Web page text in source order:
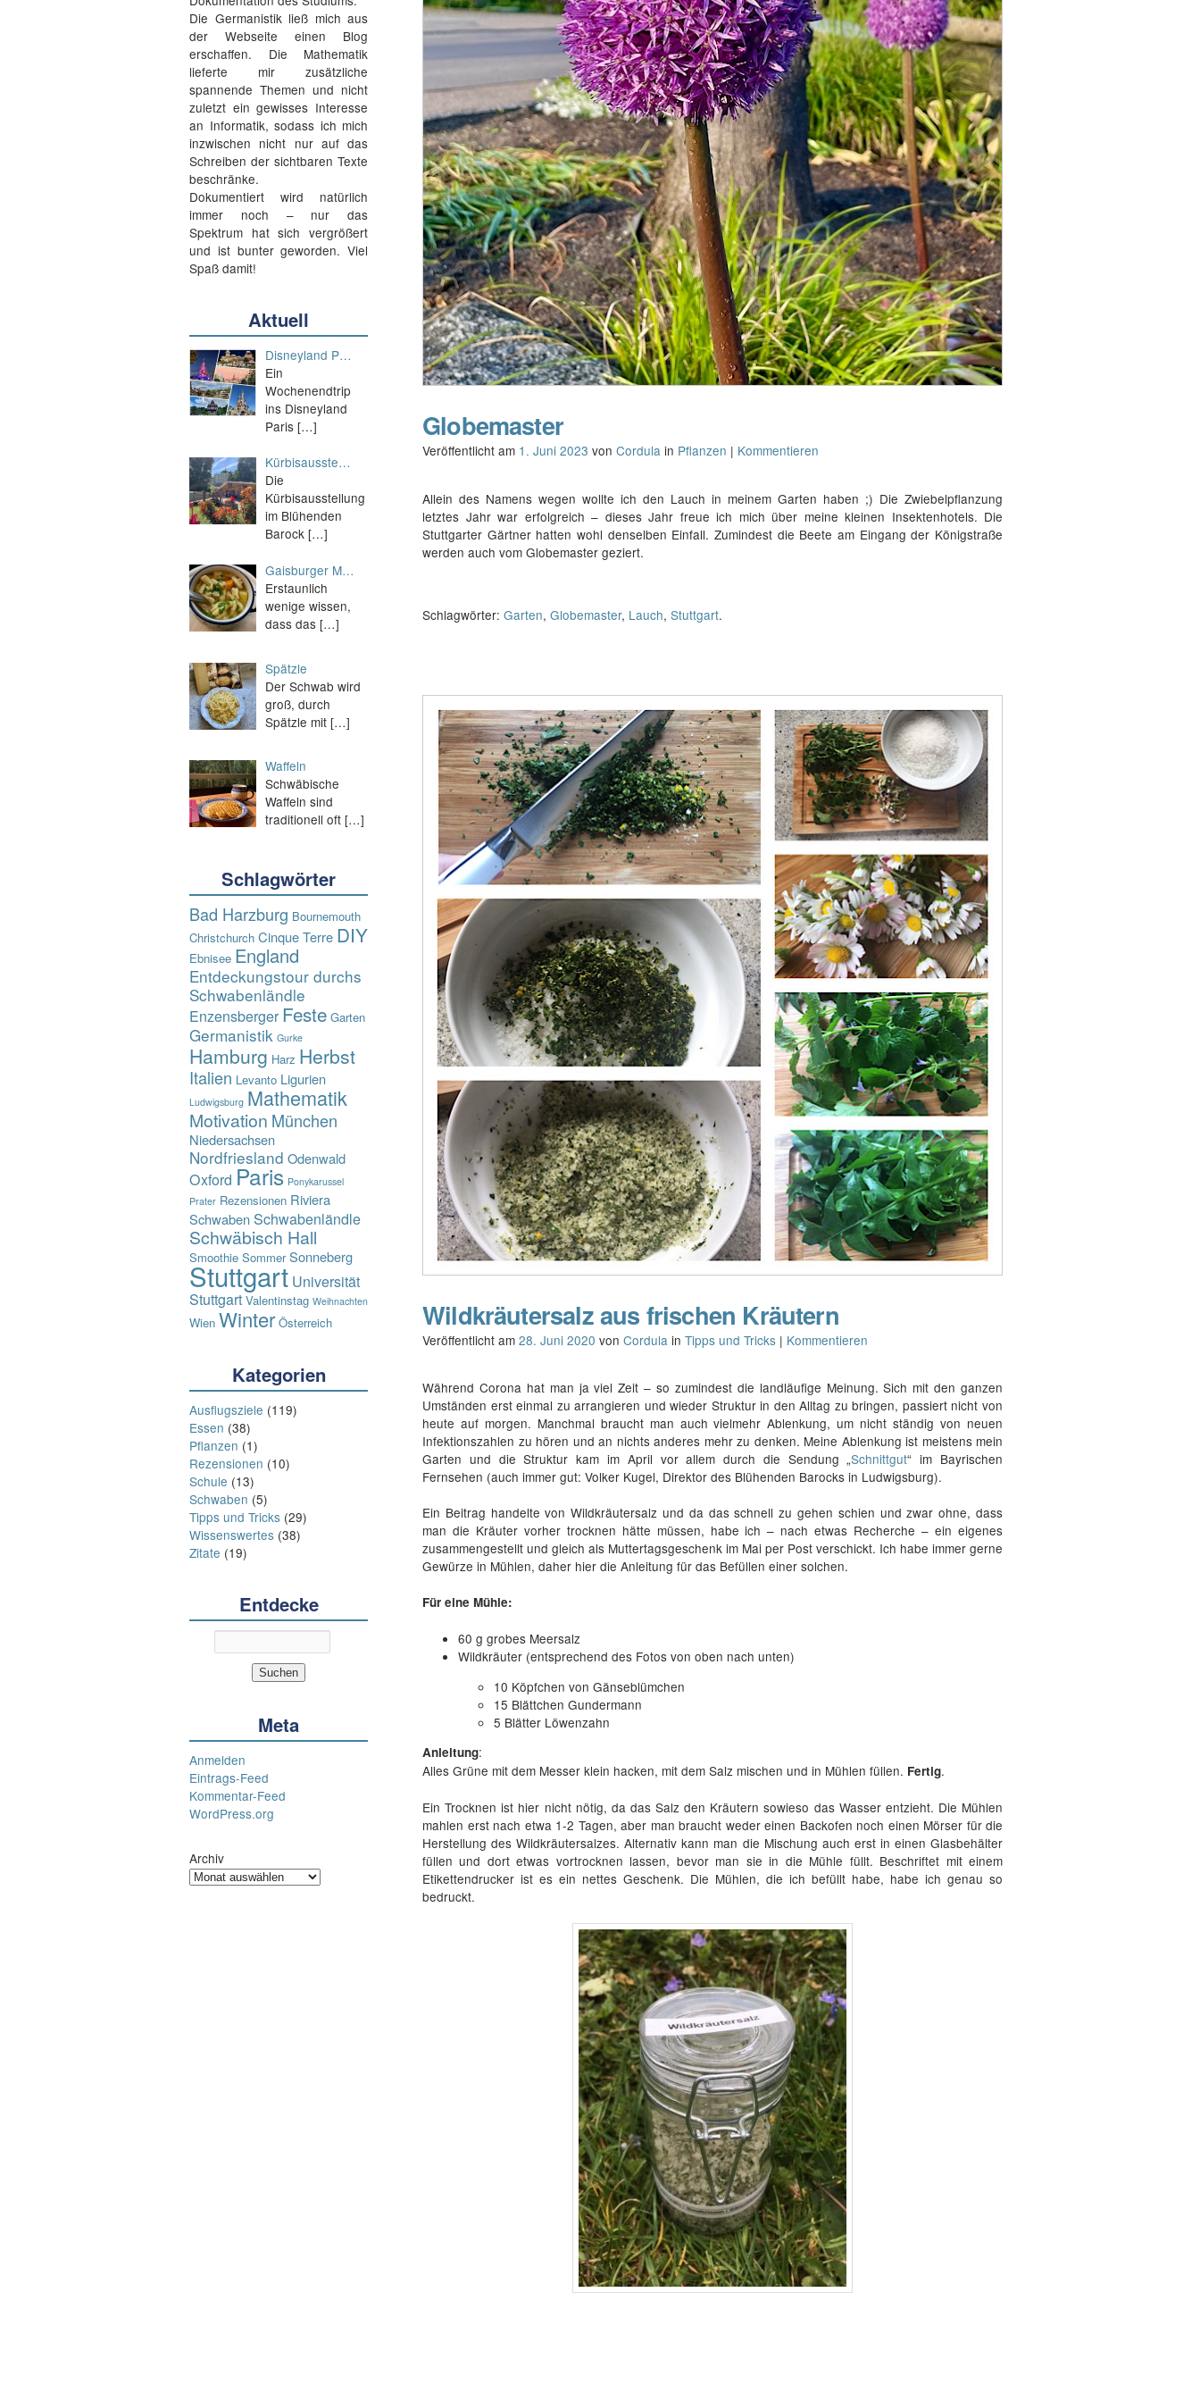
Globemaster
Veröffentlicht am 1. Juni 2023 von Cordula in Pflanzen | Kommentieren
Allein des Namens wegen wollte ich den Lauch in meinem Garten haben ;) Die Zwiebelpflanzung
letztes Jahr war erfolgreich – dieses Jahr freue ich mich über meine kleinen Insektenhotels. Die
Stuttgarter Gärtner hatten wohl denselben Einfall. Zumindest die Beete am Eingang der Königstraße
werden auch vom Globemaster geziert.
Schlagwörter: Garten, Globemaster, Lauch, Stuttgart.
Wildkräutersalz aus frischen Kräutern
Veröffentlicht am 28. Juni 2020 von Cordula in Tipps und Tricks | Kommentieren
Während Corona hat man ja viel Zeit – so zumindest die landläufige Meinung. Sich mit den ganzen
Umständen erst einmal zu arrangieren und wieder Struktur in den Alltag zu bringen, passiert nicht von
heute auf morgen. Manchmal braucht man auch vielmehr Ablenkung, um nicht ständig von neuen
Infektionszahlen zu hören und an nichts anderes mehr zu denken. Meine Ablenkung ist meistens mein
Garten und die Struktur kam im April vor allem durch die Sendung „Schnittgut“ im Bayrischen
Fernsehen (auch immer gut: Volker Kugel, Direktor des Blühenden Barocks in Ludwigsburg).
Ein Beitrag handelte von Wildkräutersalz und da das schnell zu gehen schien und zwar ohne, dass
man die Kräuter vorher trocknen hätte müssen, habe ich – nach etwas Recherche – ein eigenes
zusammengestellt und gleich als Muttertagsgeschenk im Mai per Post verschickt. Ich habe immer gerne
Gewürze in Mühlen, daher hier die Anleitung für das Befüllen einer solchen.
Für eine Mühle:
60 g grobes Meersalz
Wildkräuter (entsprechend des Fotos von oben nach unten)
10 Köpfchen von Gänseblümchen
15 Blättchen Gundermann
5 Blätter Löwenzahn
Anleitung:
Alles Grüne mit dem Messer klein hacken, mit dem Salz mischen und in Mühlen füllen. Fertig.
Ein Trocknen ist hier nicht nötig, da das Salz den Kräutern sowieso das Wasser entzieht. Die Mühlen
mahlen erst nach etwa 1-2 Tagen, aber man braucht weder einen Backofen noch einen Mörser für die
Herstellung des Wildkräutersalzes. Alternativ kann man die Mischung auch erst in einen Glasbehälter
füllen und dort etwas vortrocknen lassen, bevor man sie in die Mühle füllt. Beschriftet mit einem
Etikettendrucker ist es ein nettes Geschenk. Die Mühlen, die ich befüllt habe, habe ich genau so
bedruckt.
Die Germanistik ließ mich aus
der Webseite einen Blog
erschaffen. Die Mathematik
lieferte mir zusätzliche
spannende Themen und nicht
zuletzt ein gewisses Interesse
an Informatik, sodass ich mich
inzwischen nicht nur auf das
Schreiben der sichtbaren Texte
beschränke.
Dokumentiert wird natürlich
immer noch – nur das
Spektrum hat sich vergrößert
und ist bunter geworden. Viel
Spaß damit!
Aktuell
Disneyland P…
Ein
Wochenendtrip
ins Disneyland
Paris[…]
Kürbisausste…
Die
Kürbisausstellung
im Blühenden
Barock[…]
Gaisburger M…
Erstaunlich
wenige wissen,
dass das[…]
Spätzle
Der Schwab wird
groß, durch
Spätzle mit[…]
Waffeln
Schwäbische
Waffeln sind
traditionell oft[…]
Schlagwörter
Bad Harzburg Bournemouth
Christchurch Cinque Terre DIY
Ebnisee England
Entdeckungstour durchs
Schwabenländle
Enzensberger Feste Garten
Germanistik Gurke
Hamburg Harz Herbst
Italien Levanto Ligurien
Ludwigsburg Mathematik
Motivation München
Niedersachsen
Nordfriesland Odenwald
Oxford Paris Ponykarussel
Prater Rezensionen Riviera
SchwabenSchwabenländle
Schwäbisch Hall
Smoothie Sommer Sonneberg
Stuttgart Universität
Stuttgart Valentinstag Weihnachten
Wien Winter Österreich
Kategorien
Ausflugsziele (119)
Essen (38)
Pflanzen (1)
Rezensionen (10)
Schule (13)
Schwaben (5)
Tipps und Tricks (29)
Wissenswertes (38)
Zitate (19)
Entdecke
Meta
Anmelden
Eintrags-Feed
Kommentar-Feed
WordPress.org
Archiv